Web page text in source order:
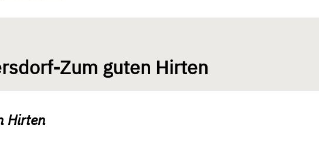
Zum guten Hirten
Hirten